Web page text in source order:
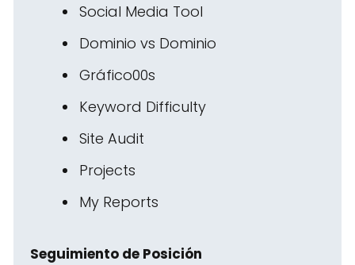
Social Media Tool
Dominio vs Dominio
Gráfico00s
Keyword Difficulty
Site Audit
Projects
My Reports
Seguimiento de Posición